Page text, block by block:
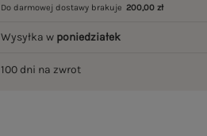
Do darmowej dostawy brakuje 200,00 zł
Wysyłka w poniedziałek
100 dni na zwrot